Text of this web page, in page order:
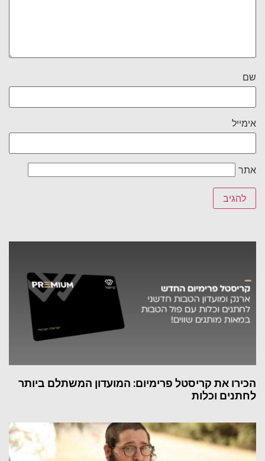
שם
אימייל
אתר
הכירו את קריסטל פרימיום: המועדון המשתלם ביותר
לחתנים וכלות